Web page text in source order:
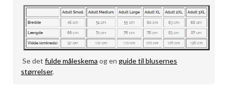
Se detfulde måleskema og enguide til blusernes
størrelser.